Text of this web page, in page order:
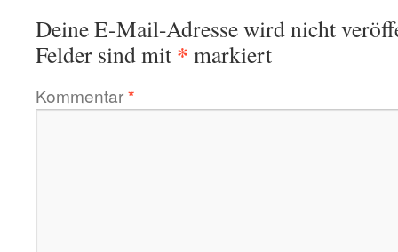
Deine E-Mail-Adresse wird nicht
Felder sind mit * markiert
Kommentar*